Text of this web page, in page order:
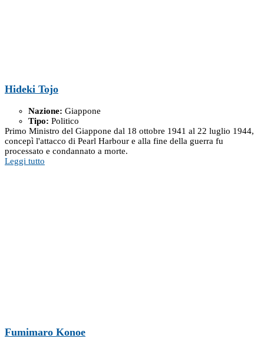
Hideki Tojo
Nazione: Giappone
Tipo: Politico
Primo Ministro del Giappone dal 18 ottobre 1941 al 22 luglio 1944,
concepì l'attacco di Pearl Harbour e alla fine della guerra fu
processato e condannato a morte.
Leggi tutto
Fumimaro Konoe